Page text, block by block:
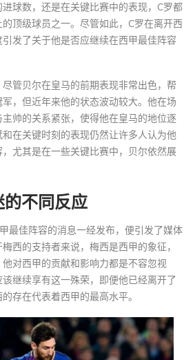
球数，还是在关键比赛中的表现，C罗都
顶级球员之一。尽管如此，C罗在离开西
发了关于他是否应继续在西甲最佳阵容
管贝尔在皇马的前期表现非常出色，帮
，但近年来他的状态波动较大。他在场
帅的关系紧张，使得他在皇马的地位逐
在关键时刻的表现仍然让许多人认为他
尤其是在一些关键比赛中，贝尔依然展
不同反应
最佳阵容的消息一经发布，便引发了媒体
西的支持者来说，梅西是西甲的象征，
对西甲的贡献和影响力都是不容忽视
继续享有这一殊荣，即便他已经离开了
存在代表着西甲的最高水平。